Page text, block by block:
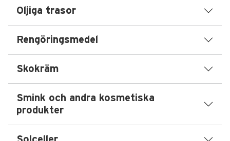
Oljiga trasor
Rengöringsmedel
Skokräm
Smink och andra kosmetiska
produkter